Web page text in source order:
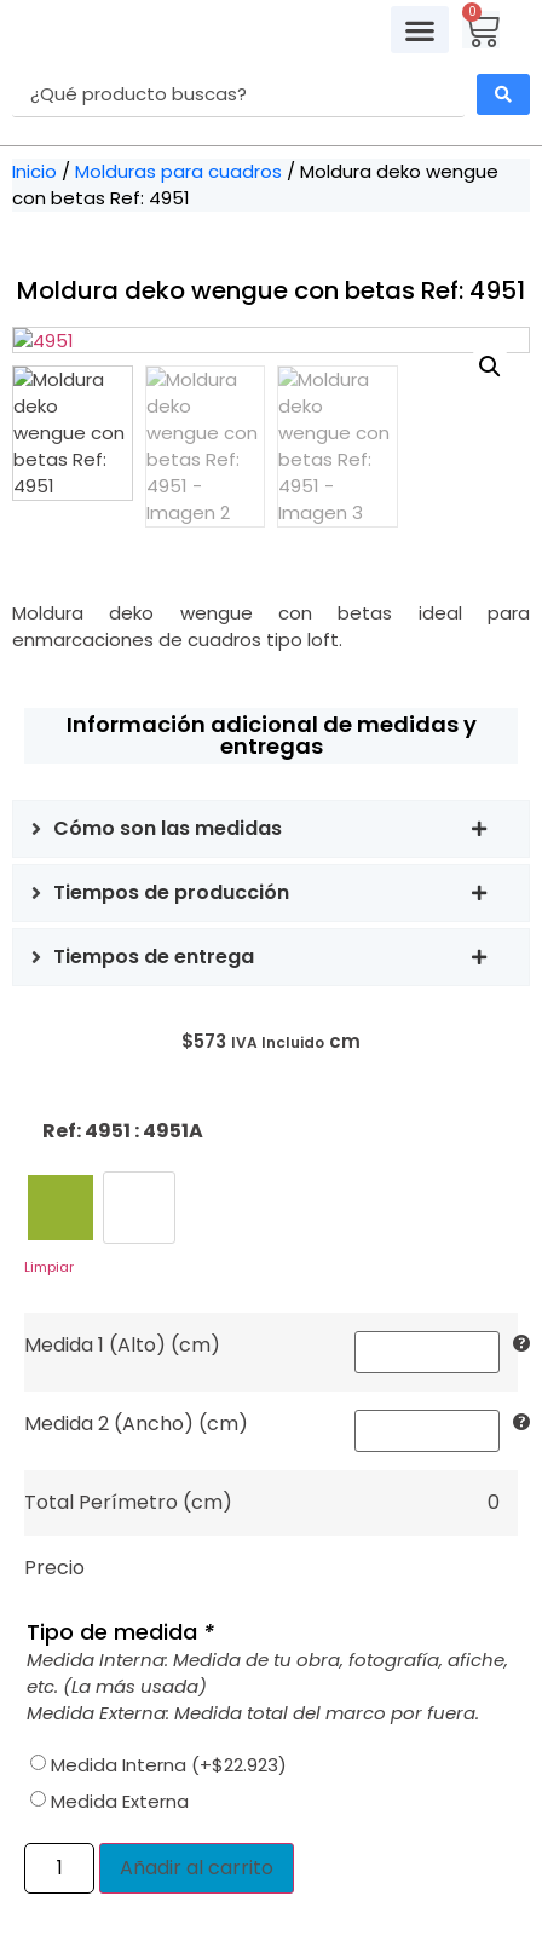
0
Inicio / Molduras para cuadros / Moldura deko wengue
con betas Ref: 4951
Moldura deko wengue con betas Ref: 4951
Moldura deko wengue con betas ideal para
enmarcaciones de cuadros tipo loft.
Información adicional de medidas y
entregas
Cómo son las medidas
Tiempos de producción
Tiempos de entrega
$573 IVA Incluido cm
Ref: 4951 : 4951A
Limpiar
Medida 1 (Alto) (cm)
Medida 2 (Ancho) (cm)
Total Perímetro (cm) 0
Precio
Tipo de medida *
Medida Interna: Medida de tu obra, fotografía, afiche,
etc. (La más usada)
Medida Externa: Medida total del marco por fuera.
Medida Interna (+$22.923)
Medida Externa
Añadir al carrito